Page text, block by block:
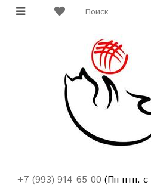
+7 (993) 914-65-00 (Пн-птн: с